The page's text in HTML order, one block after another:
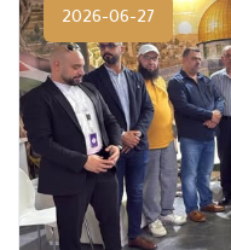
2026-06-27